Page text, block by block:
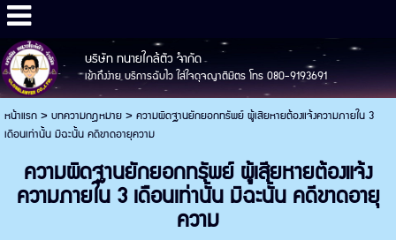
บริษัท ทนายใกล้ตัว จำกัด
เข้าถึงง่าย บริการฉับไว ใส่ใจดุจญาติมิตร โทร 080-9193691
หน้าแรก>บทความกฎหมาย>ความผิดฐานยักยอกทรัพย์ ผู้เสียหายต้องแจ้งความภายใน 3
เดือนเท่านั้น มิฉะนั้น คดีขาดอายุความ
ความผิดฐานยักยอกทรัพย์ ผู้เสียหายต้องแจ้ง
ความภายใน 3 เดือนเท่านั้น มิฉะนั้น คดีขาดอายุ
ความ